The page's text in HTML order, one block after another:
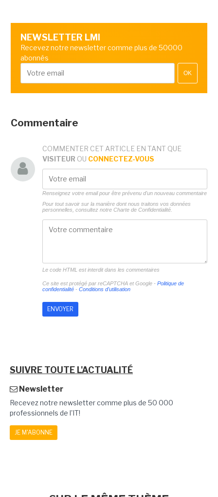
NEWSLETTER LMI
Recevez notre newsletter comme plus de 50000
abonnés
OK
Commentaire
COMMENTER CET ARTICLE EN TANT QUE
VISITEUR OU CONNECTEZ-VOUS
Renseignez votre email pour être prévenu d'un nouveau commentaire
Pour tout savoir sur la manière dont nous traitons vos données
personnelles, consultez notre Charte de Confidentialité.
Le code HTML est interdit dans les commentaires
Ce site est protégé par reCAPTCHA et Google - Politique de
confidentialité- Conditions d'utilisation
SUIVRE TOUTE L'ACTUALITÉ
Newsletter
Recevez notre newsletter comme plus de 50 000
professionnels de l'IT!
JE M'ABONNE